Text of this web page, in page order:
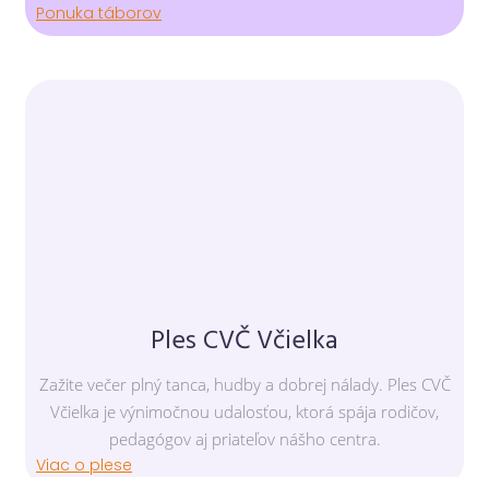
Ponuka táborov
Ples CVČ Včielka
Zažite večer plný tanca, hudby a dobrej nálady. Ples CVČ
Včielka je výnimočnou udalosťou, ktorá spája rodičov,
pedagógov aj priateľov nášho centra.
Viac o plese